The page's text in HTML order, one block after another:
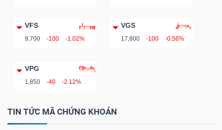
VFS
9,700 -100 -1.02%
VGS
17,800 -100 -0.56%
VPG
1,850 -40 -2.12%
TIN TỨC MÃ CHỨNG KHOÁN
chính
liệu
tài